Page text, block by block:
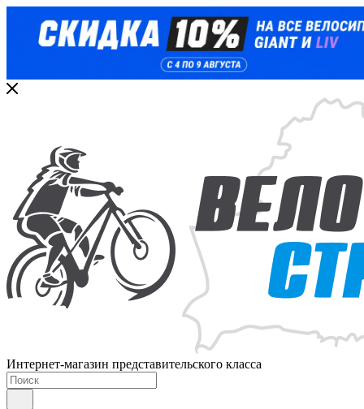
Интернет-магазин представительского класса